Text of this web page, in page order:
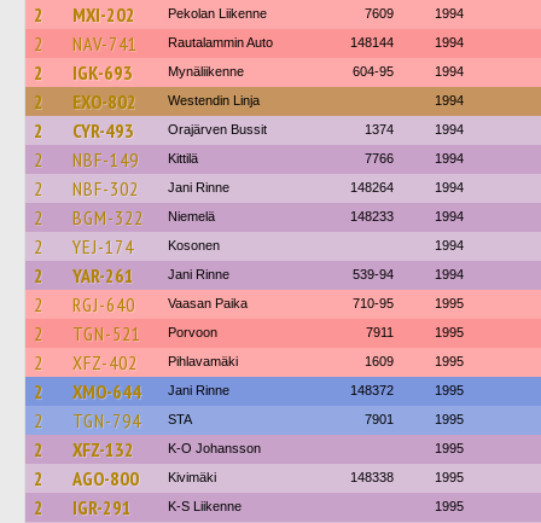
2 MXI-202 Pekolan Liikenne 7609 1994
2 NAV-741 Rautalammin Auto 148144 1994
2 IGK-693 Mynäliikenne 604-95 1994
2 EXO-802 Westendin Linja 1994
2 CYR-493 Orajärven Bussit 1374 1994
2 NBF-149 Kittilä 7766 1994
2 NBF-302 Jani Rinne 148264 1994
2 BGM-322 Niemelä 148233 1994
2 YEJ-174 Kosonen 1994
2 YAR-261 Jani Rinne 539-94 1994
2 RGJ-640 Vaasan Paika 710-95 1995
2 TGN-521 Porvoon 7911 1995
2 XFZ-402 Pihlavamäki 1609 1995
2 XMO-644 Jani Rinne 148372 1995
2 TGN-794 STA 7901 1995
2 XFZ-132 K-O Johansson 1995
2 AGO-800 Kivimäki 148338 1995
2 IGR-291 K-S Liikenne 1995